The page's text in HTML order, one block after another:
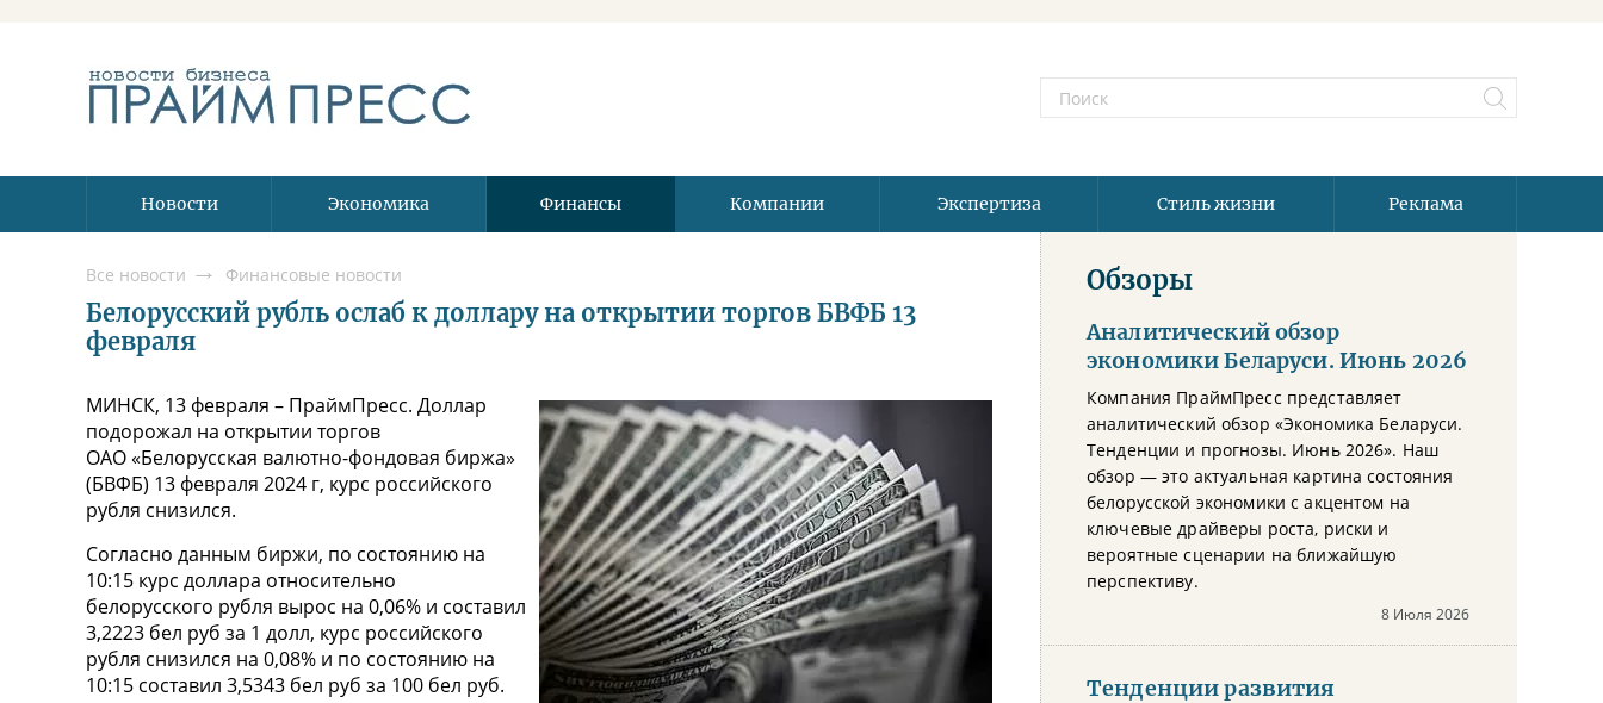
Новости Экономика Финансы Компании Экспертиза Стиль жизни Реклама
Все новости Финансовые новости
Белорусский рубль ослаб к доллару на открытии торгов БВФБ 13
февраля
МИНСК, 13 февраля – ПраймПресс. Доллар
подорожал на открытии торгов
ОАО «Белорусская валютно-фондовая биржа»
(БВФБ) 13 февраля 2024 г, курс российского
рубля снизился.
Согласно данным биржи, по состоянию на
10:15 курс доллара относительно
белорусского рубля вырос на 0,06% и составил
3,2223 бел руб за 1 долл, курс российского
рубля снизился на 0,08% и по состоянию на
10:15 составил 3,5343 бел руб за 100 бел руб.
Обзоры
Аналитический обзор
экономики Беларуси. Июнь 2026
Компания ПраймПресс представляет
аналитический обзор «Экономика Беларуси.
Тенденции и прогнозы. Июнь 2026». Наш
обзор — это актуальная картина состояния
белорусской экономики с акцентом на
ключевые драйверы роста, риски и
вероятные сценарии на ближайшую
перспективу.
8 Июля 2026
Тенденции развития